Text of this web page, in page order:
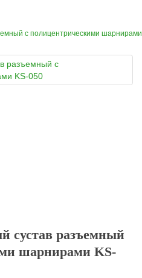
с полицентрическими
сустав разъемный
шарнирами KS-